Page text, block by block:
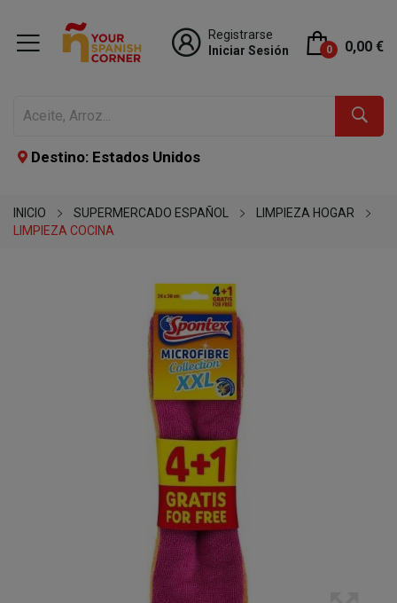
Registrarse
Iniciar Sesión
0 0,00 €
Destino: Estados Unidos
INICIO SUPERMERCADO ESPAÑOL
LIMPIEZA HOGAR
LIMPIEZA COCINA